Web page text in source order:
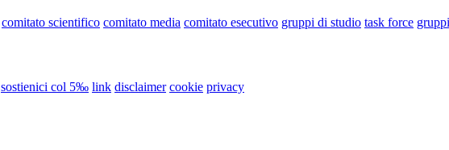
comitato scientifico comitato media comitato esecutivo gruppi di studio task force
sostienici col 5‰ link disclaimer cookie privacy